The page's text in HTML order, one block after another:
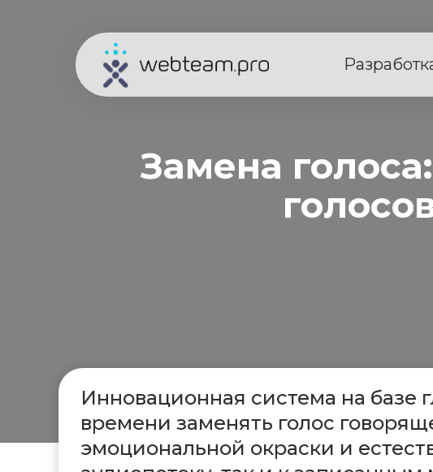
Замена
Инновационная система на базе
времени заменять голос
эмоциональной окраски и